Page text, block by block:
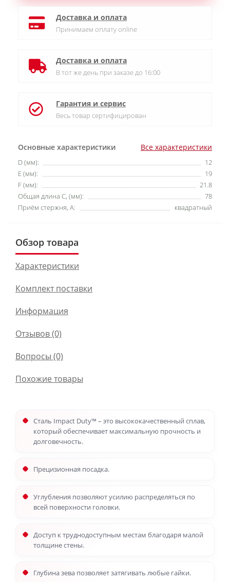
Основные характеристики Все характеристики
D (мм):
12
E (мм):
19
F (мм):
21.8
Общая длина C, (мм):
78
Приём стержня, А:
квадратный
Доставка и оплата
Принимаем оплату online
Доставка и оплата
В тот же день при заказе до 16:00
Гарантия и сервис
Весь товар сертифицирован
Обзор товара
Характеристики
Комплект поставки
Информация
Отзывов (0)
Вопросы (0)
Похожие товары
Сталь Impact Duty™ – это высококачественный сплав,
который обеспечивает максимальную прочность и
долговечность.
Прецизионная посадка.
Углубления позволяют усилию распределяться по
всей поверхности головки.
Доступ к труднодоступным местам благодаря малой
толщине стены.
Глубина зева позволяет затягивать любые гайки.